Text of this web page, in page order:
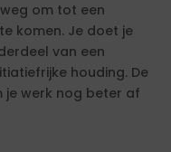
om tot een
komen. Je doet je
van een
houding. De
je werk nog beter af